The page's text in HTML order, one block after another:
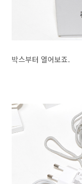
박스부터 열어보죠.